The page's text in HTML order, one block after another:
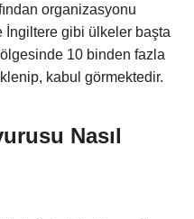
organizasyonu
İngiltere gibi ülkeler başta
10 binden fazla
kabul görmektedir.
Nasıl